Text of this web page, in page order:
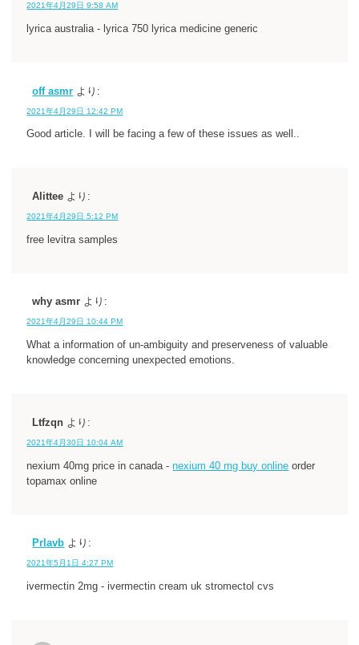
2021年4月29日 9:58 AM
lyrica australia - lyrica 750 lyrica medicine generic
off asmr より:
2021年4月29日 12:42 PM
Good article. I will be facing a few of these issues as well..
Alittee より:
2021年4月29日 5:12 PM
free levitra samples
why asmr より:
2021年4月29日 10:44 PM
What a information of un-ambiguity and preserveness of valuable
knowledge concerning unexpected emotions.
Ltfzqn より:
2021年4月30日 10:04 AM
nexium 40mg price in canada -nexium 40 mg buy online order
topamax online
Prlavb より:
2021年5月1日 4:27 PM
ivermectin 2mg - ivermectin cream uk stromectol cvs